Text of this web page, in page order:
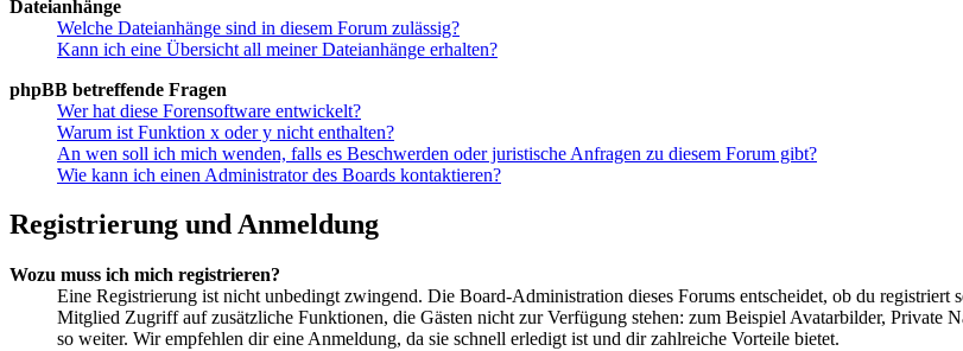
Dateianhänge
Welche Dateianhänge sind in diesem Forum zulässig?
Kann ich eine Übersicht all meiner Dateianhänge erhalten?
phpBB betreffende Fragen
Wer hat diese Forensoftware entwickelt?
Warum ist Funktion x oder y nicht enthalten?
An wen soll ich mich wenden, falls es Beschwerden oder juristische Anfragen zu diesem Forum gibt?
Wie kann ich einen Administrator des Boards kontaktieren?
Registrierung und Anmeldung
Wozu muss ich mich registrieren?
Eine Registrierung ist nicht unbedingt zwingend. Die Board-Administration dieses Forums entscheidet, ob du registriert
Mitglied Zugriff auf zusätzliche Funktionen, die Gästen nicht zur Verfügung stehen: zum Beispiel Avatarbilder, Private
so weiter. Wir empfehlen dir eine Anmeldung, da sie schnell erledigt ist und dir zahlreiche Vorteile bietet.